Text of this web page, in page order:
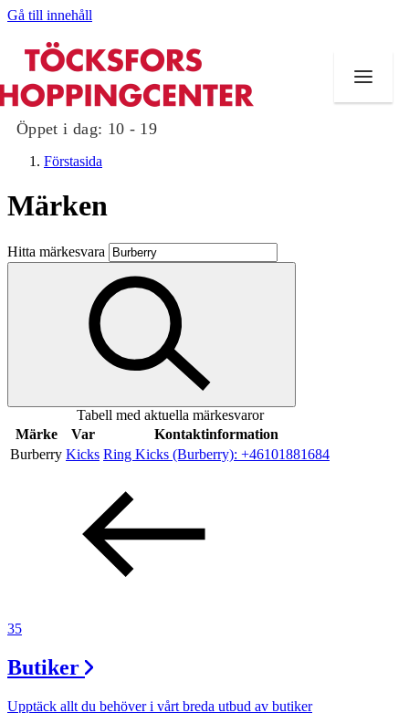
Gå till innehåll
Öppet i dag: 10 - 19
Butiker
Mat och dryck
Evenemang
Erbjudanden
Inspiration
Förstasida
Märken
Hitta märkesvara
Tabell med aktuella märkesvaror
Märke
Var
Kontaktinformation
Burberry Kicks Ring Kicks (Burberry): +46101881684
35
Butiker
Upptäck allt du behöver i vårt breda utbud av butiker